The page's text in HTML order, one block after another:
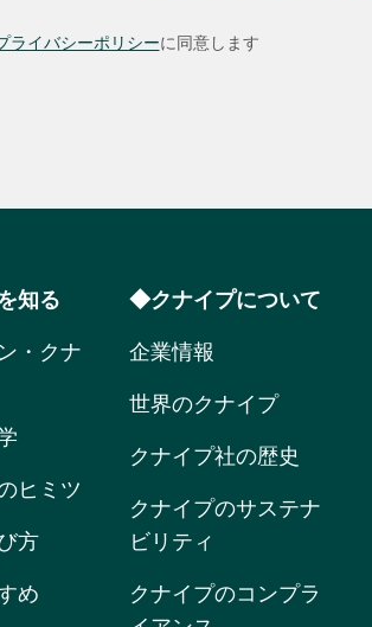
ライバシーポリシーに同意します
知る
・クナ
ヒミツ
方
め
◆クナイプについて
企業情報
世界のクナイプ
クナイプ社の歴史
クナイプのサステナ
ビリティ
クナイプのコンプラ